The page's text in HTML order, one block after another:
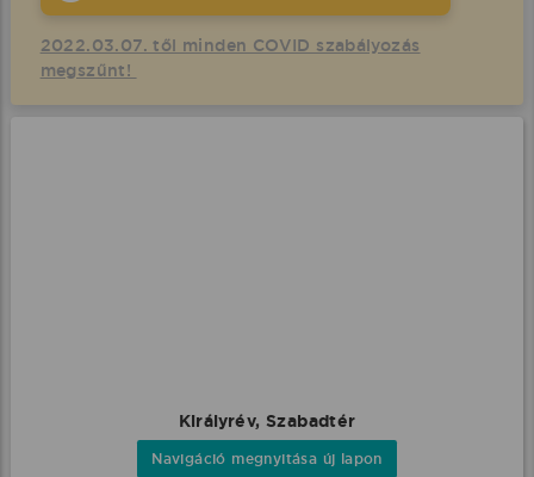
2022.03.07. től minden COVID szabályozás
megszűnt!
Királyrév, Szabadtér
Navigáció megnyitása új lapon